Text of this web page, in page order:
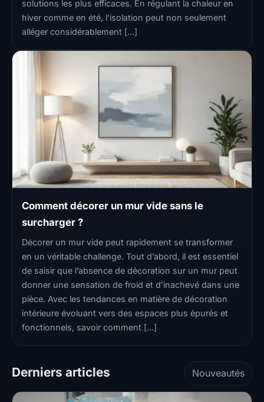
solutions les plus efficaces. En régulant la chaleur en
hiver comme en été, l’isolation peut non seulement
alléger considérablement […]
Comment décorer un mur vide sans le
surcharger ?
Décorer un mur vide peut rapidement se transformer
en un véritable challenge. Tout d’abord, il est essentiel
de saisir que l’absence de décoration sur un mur peut
donner une sensation de froid et d’inachevé dans une
pièce. Avec les tendances en matière de décoration
intérieure évoluant vers des espaces plus épurés et
fonctionnels, savoir comment […]
Derniers articles Nouveautés